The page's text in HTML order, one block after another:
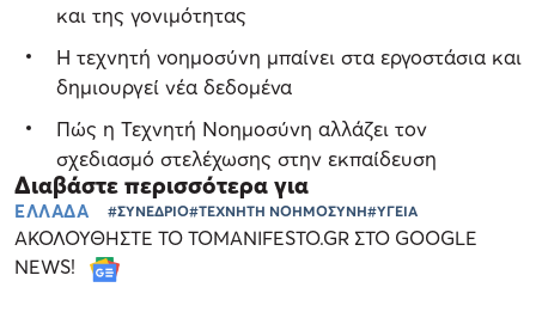
και της γονιμότητας
Η τεχνητή νοημοσύνη μπαίνει στα εργοστάσια και
δημιουργεί νέα δεδομένα
Πώς η Τεχνητή Νοημοσύνη αλλάζει τον
σχεδιασμό στελέχωσης στην εκπαίδευση
Διαβάστε περισσότερα για
ΕΛΛΑΔΑ #ΣΥΝΕΔΡΙΟ#ΤΕΧΝΗΤΗ ΝΟΗΜΟΣΥΝΗ#ΥΓΕΙΑ
ΑΚΟΛΟΥΘΗΣΤΕ ΤΟ TOMANIFESTO.GR ΣΤΟ GOOGLE
NEWS!